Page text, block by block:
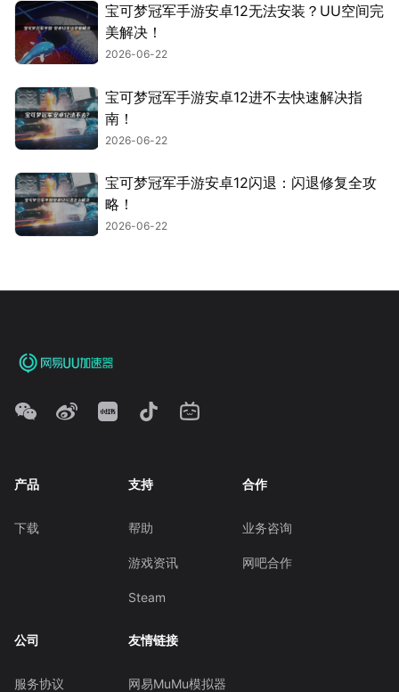
宝可梦冠军手游安卓12无法安装？UU空间完
美解决！
2026-06-22
宝可梦冠军手游安卓12进不去快速解决指
南！
2026-06-22
宝可梦冠军手游安卓12闪退：闪退修复全攻
略！
2026-06-22
产品
下载
支持
帮助
游戏资讯
Steam
合作
业务咨询
网吧合作
公司
服务协议
友情链接
网易MuMu模拟器